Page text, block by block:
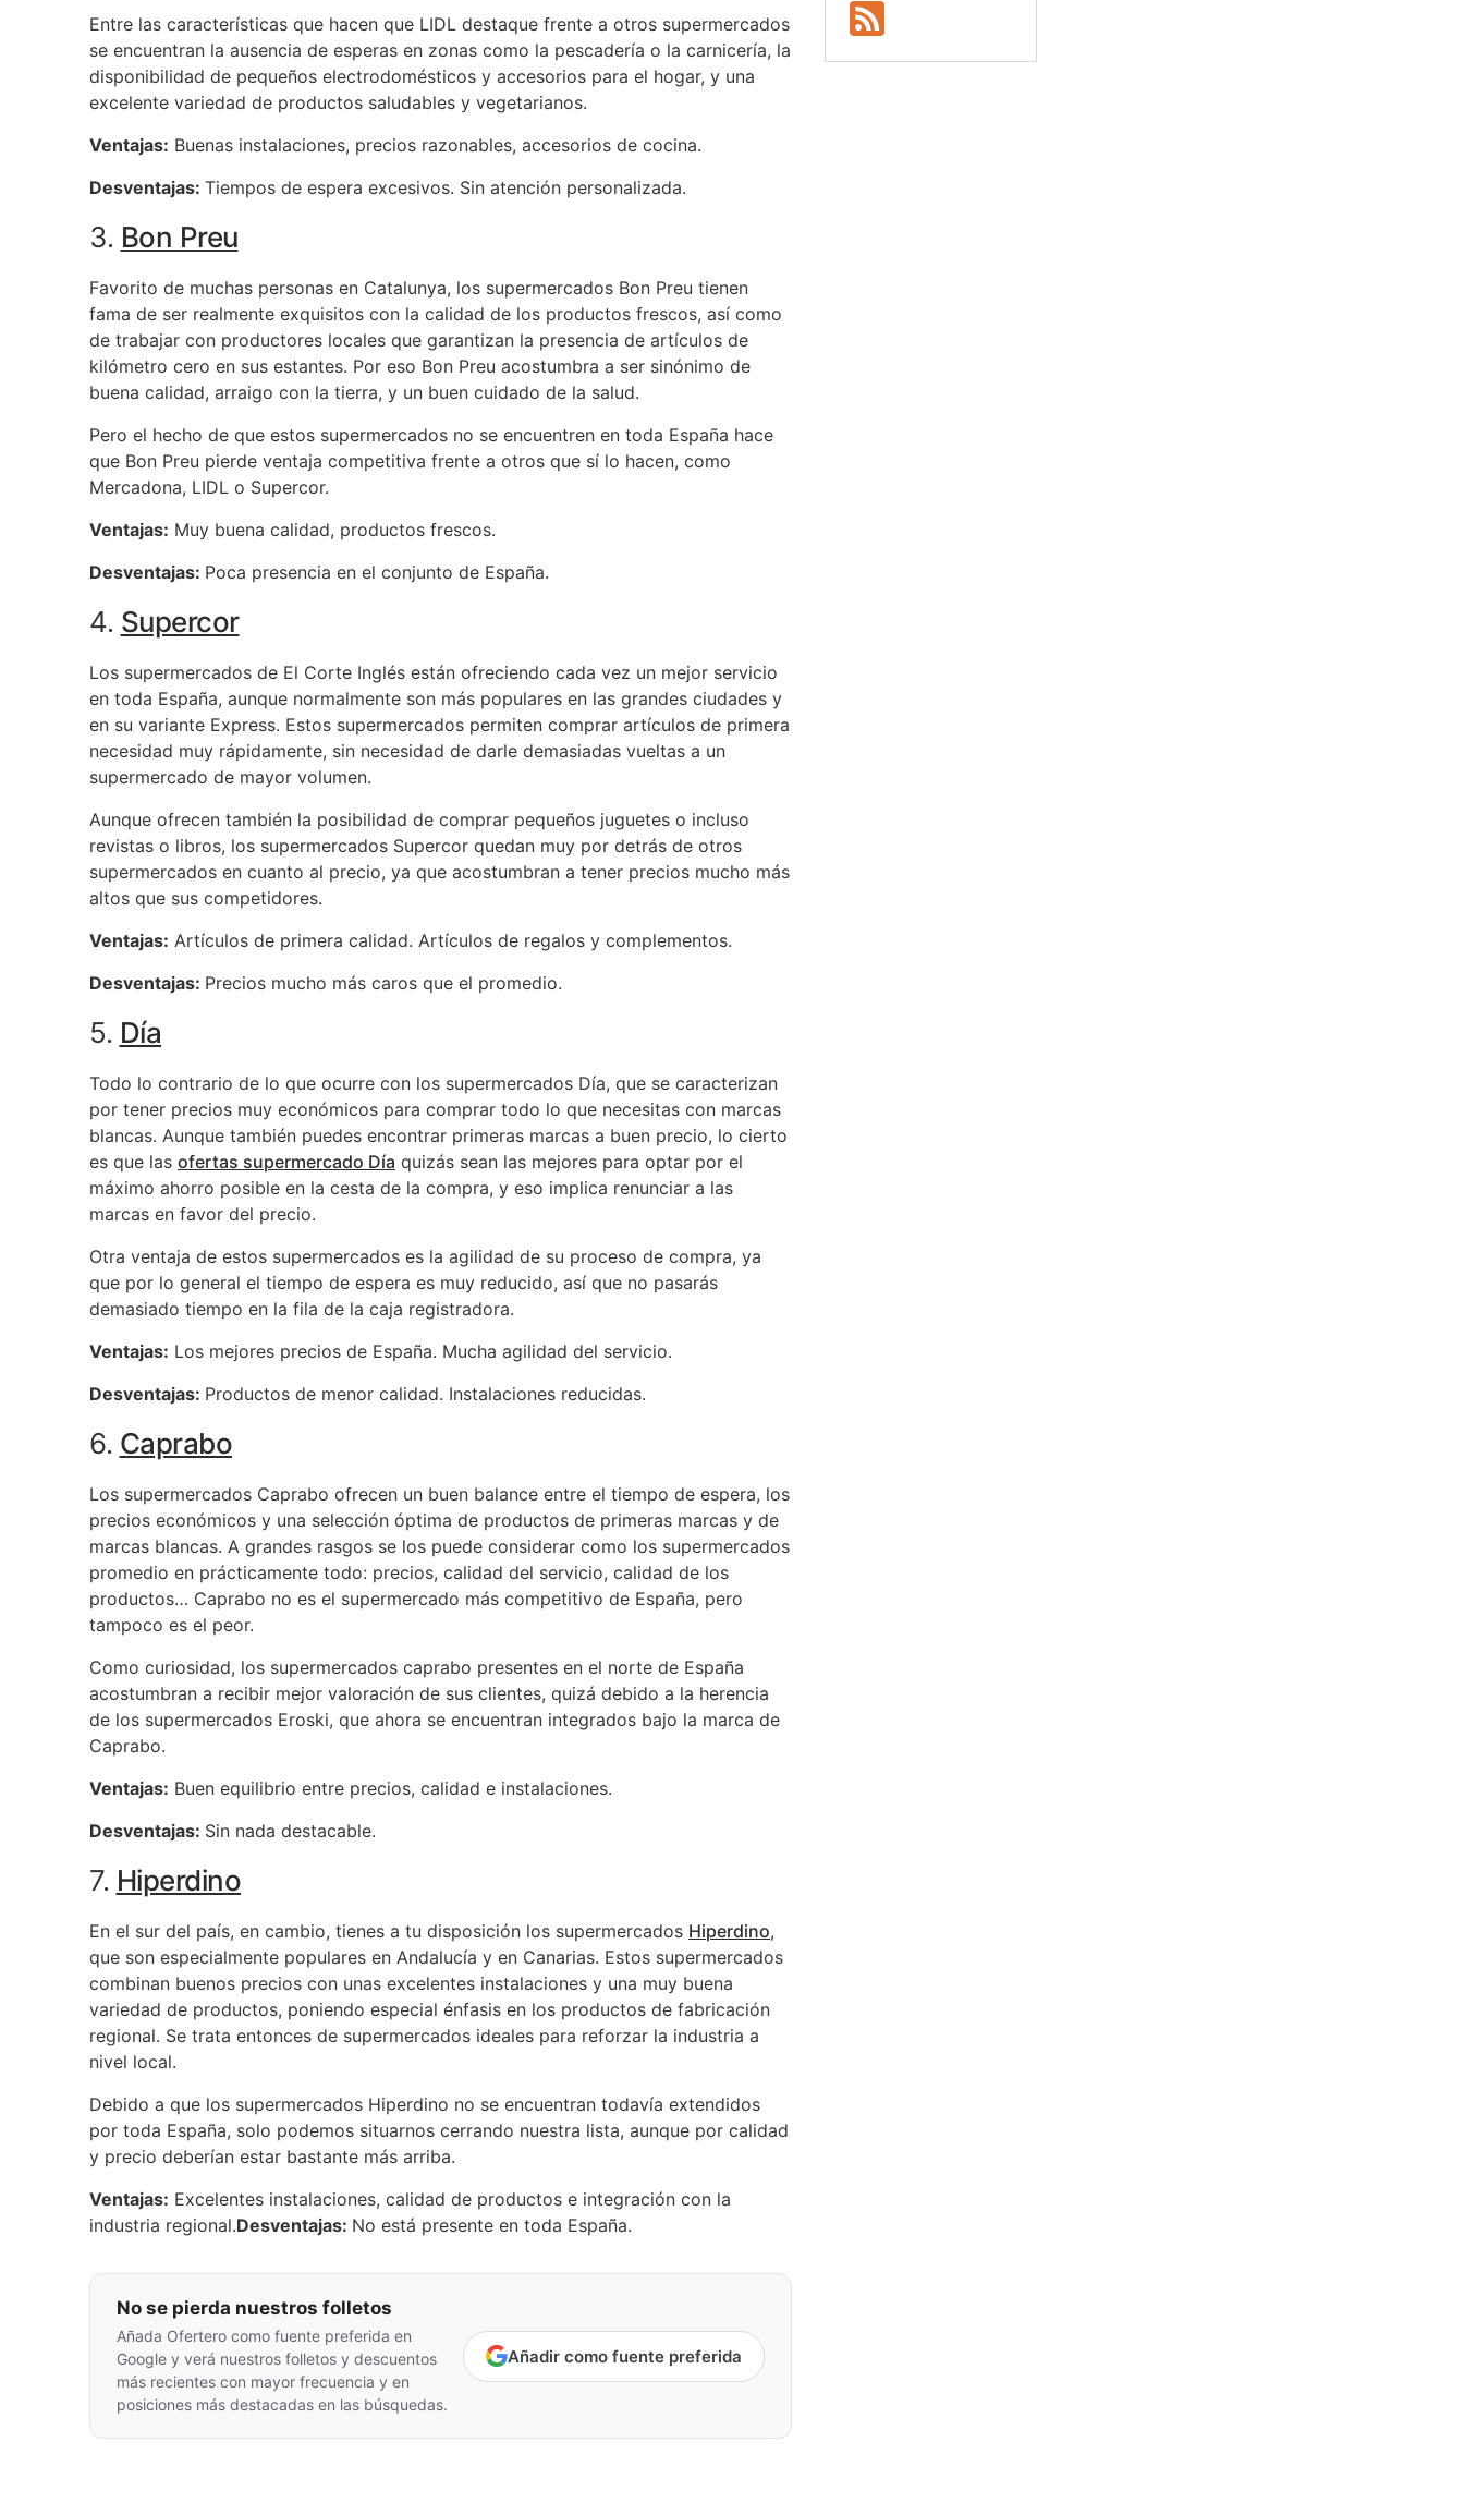
Entre las características que hacen que LIDL destaque frente a otros supermercados
se encuentran la ausencia de esperas en zonas como la pescadería o la carnicería, la
disponibilidad de pequeños electrodomésticos y accesorios para el hogar, y una
excelente variedad de productos saludables y vegetarianos.
Ventajas: Buenas instalaciones, precios razonables, accesorios de cocina.
Desventajas: Tiempos de espera excesivos. Sin atención personalizada.
3. Bon Preu
Favorito de muchas personas en Catalunya, los supermercados Bon Preu tienen
fama de ser realmente exquisitos con la calidad de los productos frescos, así como
de trabajar con productores locales que garantizan la presencia de artículos de
kilómetro cero en sus estantes. Por eso Bon Preu acostumbra a ser sinónimo de
buena calidad, arraigo con la tierra, y un buen cuidado de la salud.
Pero el hecho de que estos supermercados no se encuentren en toda España hace
que Bon Preu pierde ventaja competitiva frente a otros que sí lo hacen, como
Mercadona, LIDL o Supercor.
Ventajas: Muy buena calidad, productos frescos.
Desventajas: Poca presencia en el conjunto de España.
4. Supercor
Los supermercados de El Corte Inglés están ofreciendo cada vez un mejor servicio
en toda España, aunque normalmente son más populares en las grandes ciudades y
en su variante Express. Estos supermercados permiten comprar artículos de primera
necesidad muy rápidamente, sin necesidad de darle demasiadas vueltas a un
supermercado de mayor volumen.
Aunque ofrecen también la posibilidad de comprar pequeños juguetes o incluso
revistas o libros, los supermercados Supercor quedan muy por detrás de otros
supermercados en cuanto al precio, ya que acostumbran a tener precios mucho más
altos que sus competidores.
Ventajas: Artículos de primera calidad. Artículos de regalos y complementos.
Desventajas: Precios mucho más caros que el promedio.
5. Día
Todo lo contrario de lo que ocurre con los supermercados Día, que se caracterizan
por tener precios muy económicos para comprar todo lo que necesitas con marcas
blancas. Aunque también puedes encontrar primeras marcas a buen precio, lo cierto
es que las ofertas supermercado Día quizás sean las mejores para optar por el
máximo ahorro posible en la cesta de la compra, y eso implica renunciar a las
marcas en favor del precio.
Otra ventaja de estos supermercados es la agilidad de su proceso de compra, ya
que por lo general el tiempo de espera es muy reducido, así que no pasarás
demasiado tiempo en la fila de la caja registradora.
Ventajas: Los mejores precios de España. Mucha agilidad del servicio.
Desventajas: Productos de menor calidad. Instalaciones reducidas.
6. Caprabo
Los supermercados Caprabo ofrecen un buen balance entre el tiempo de espera, los
precios económicos y una selección óptima de productos de primeras marcas y de
marcas blancas. A grandes rasgos se los puede considerar como los supermercados
promedio en prácticamente todo: precios, calidad del servicio, calidad de los
productos… Caprabo no es el supermercado más competitivo de España, pero
tampoco es el peor.
Como curiosidad, los supermercados caprabo presentes en el norte de España
acostumbran a recibir mejor valoración de sus clientes, quizá debido a la herencia
de los supermercados Eroski, que ahora se encuentran integrados bajo la marca de
Caprabo.
Ventajas: Buen equilibrio entre precios, calidad e instalaciones.
Desventajas: Sin nada destacable.
7. Hiperdino
En el sur del país, en cambio, tienes a tu disposición los supermercados Hiperdino,
que son especialmente populares en Andalucía y en Canarias. Estos supermercados
combinan buenos precios con unas excelentes instalaciones y una muy buena
variedad de productos, poniendo especial énfasis en los productos de fabricación
regional. Se trata entonces de supermercados ideales para reforzar la industria a
nivel local.
Debido a que los supermercados Hiperdino no se encuentran todavía extendidos
por toda España, solo podemos situarnos cerrando nuestra lista, aunque por calidad
y precio deberían estar bastante más arriba.
Ventajas: Excelentes instalaciones, calidad de productos e integración con la
industria regional.Desventajas: No está presente en toda España.
No se pierda nuestros folletos
Añada Ofertero como fuente preferida en
Google y verá nuestros folletos y descuentos
más recientes con mayor frecuencia y en
posiciones más destacadas en las búsquedas.
Añadir como fuente preferida